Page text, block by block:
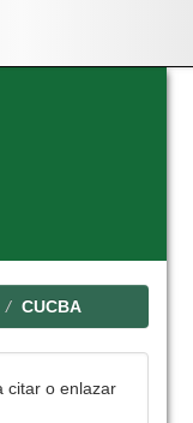
CUCBA
citar o enlazar